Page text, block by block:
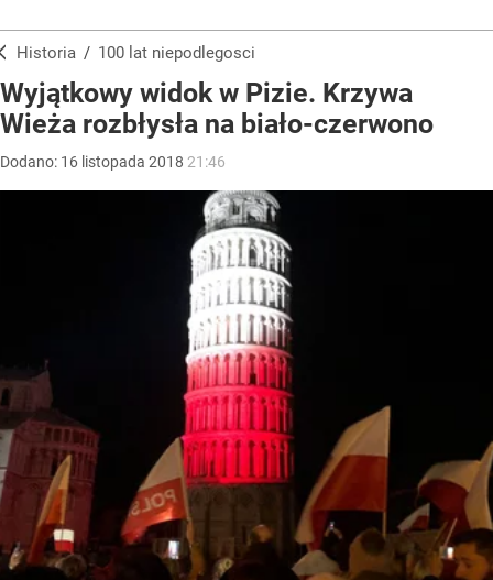
Historia / 100 lat niepodlegosci
Wyjątkowy widok w Pizie. Krzywa
Wieża rozbłysła na biało-czerwono
Dodano: 16 listopada 2018 21:46